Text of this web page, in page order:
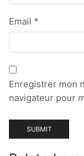
Email *
Enregistrer mon
navigateur pour